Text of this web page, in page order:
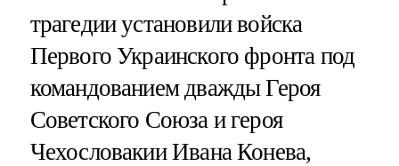
трагедии установили войска
Первого Украинского фронта под
командованием дважды Героя
Советского Союза и героя
Чехословакии Ивана Конева,